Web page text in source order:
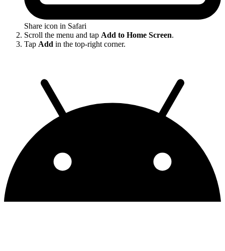
Share icon in Safari
Scroll the menu and tap Add to Home Screen.
Tap Add in the top-right corner.